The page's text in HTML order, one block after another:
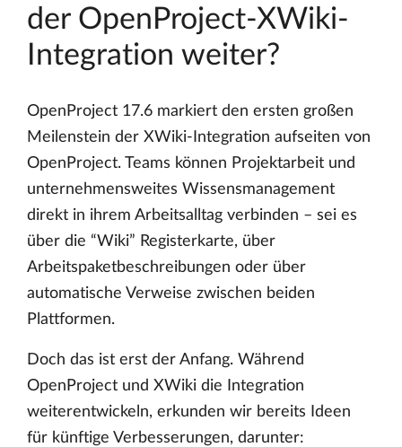
der OpenProject-XWiki-
Integration weiter?
OpenProject 17.6 markiert den ersten großen
Meilenstein der XWiki-Integration aufseiten von
OpenProject. Teams können Projektarbeit und
unternehmensweites Wissensmanagement
direkt in ihrem Arbeitsalltag verbinden – sei es
über die “Wiki” Registerkarte, über
Arbeitspaketbeschreibungen oder über
automatische Verweise zwischen beiden
Plattformen.
Doch das ist erst der Anfang. Während
OpenProject und XWiki die Integration
weiterentwickeln, erkunden wir bereits Ideen
für künftige Verbesserungen, darunter: